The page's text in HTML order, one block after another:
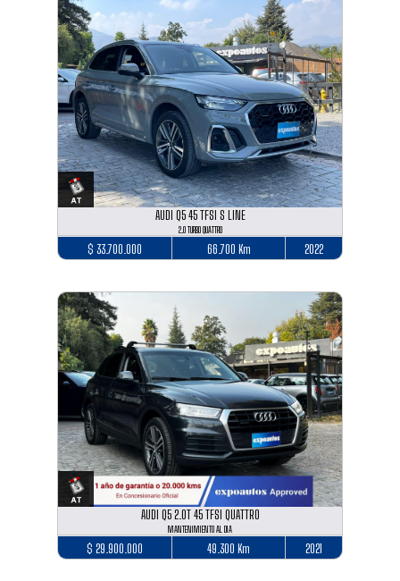
AUDI Q5 45 TFSI S LINE
2.0 TURBO QUATTRO
$ 33.700.000 66.700 Km 2022
AUDI Q5 2.0T 45 TFSI QUATTRO
MANTENIMIENTO AL DIA
$ 29.900.000 49.300 Km 2021